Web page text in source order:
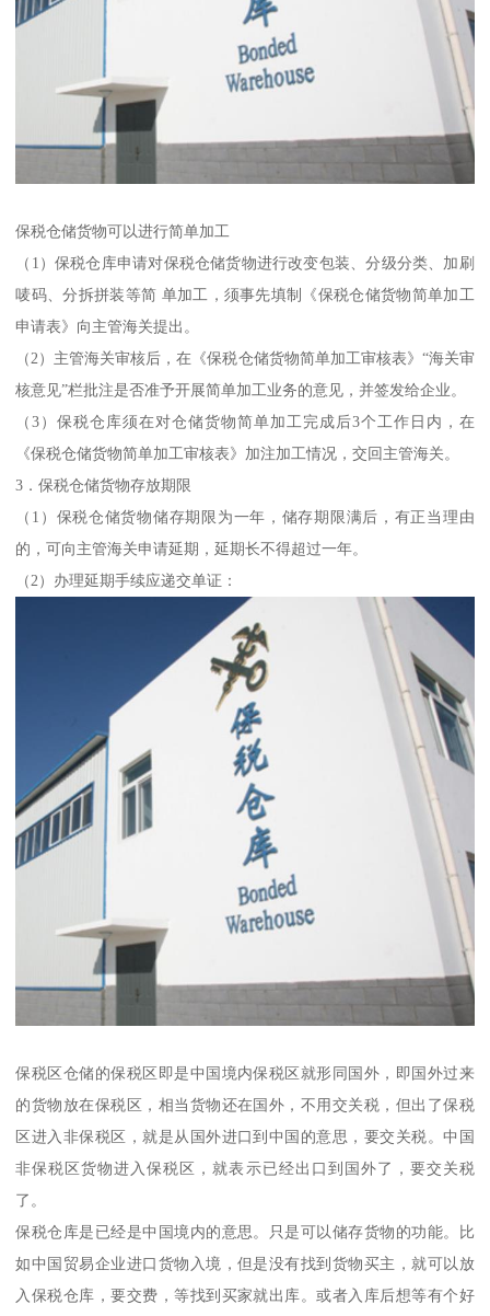
保税仓储货物可以进行简单加工
（1）保税仓库申请对保税仓储货物进行改变包装、分级分类、加刷
唛码、分拆拼装等简 单加工，须事先填制《保税仓储货物简单加工
申请表》向主管海关提出。
（2）主管海关审核后，在《保税仓储货物简单加工审核表》“海关审
核意见”栏批注是否准予开展简单加工业务的意见，并签发给企业。
（3）保税仓库须在对仓储货物简单加工完成后3个工作日内，在
《保税仓储货物简单加工审核表》加注加工情况，交回主管海关。
3．保税仓储货物存放期限
（1）保税仓储货物储存期限为一年，储存期限满后，有正当理由
的，可向主管海关申请延期，延期长不得超过一年。
（2）办理延期手续应递交单证：
保税区仓储的保税区即是中国境内保税区就形同国外，即国外过来
的货物放在保税区，相当货物还在国外，不用交关税，但出了保税
区进入非保税区，就是从国外进口到中国的意思，要交关税。中国
非保税区货物进入保税区，就表示已经出口到国外了，要交关税
了。
保税仓库是已经是中国境内的意思。只是可以储存货物的功能。比
如中国贸易企业进口货物入境，但是没有找到货物买主，就可以放
入保税仓库，要交费，等找到买家就出库。或者入库后想等有个好